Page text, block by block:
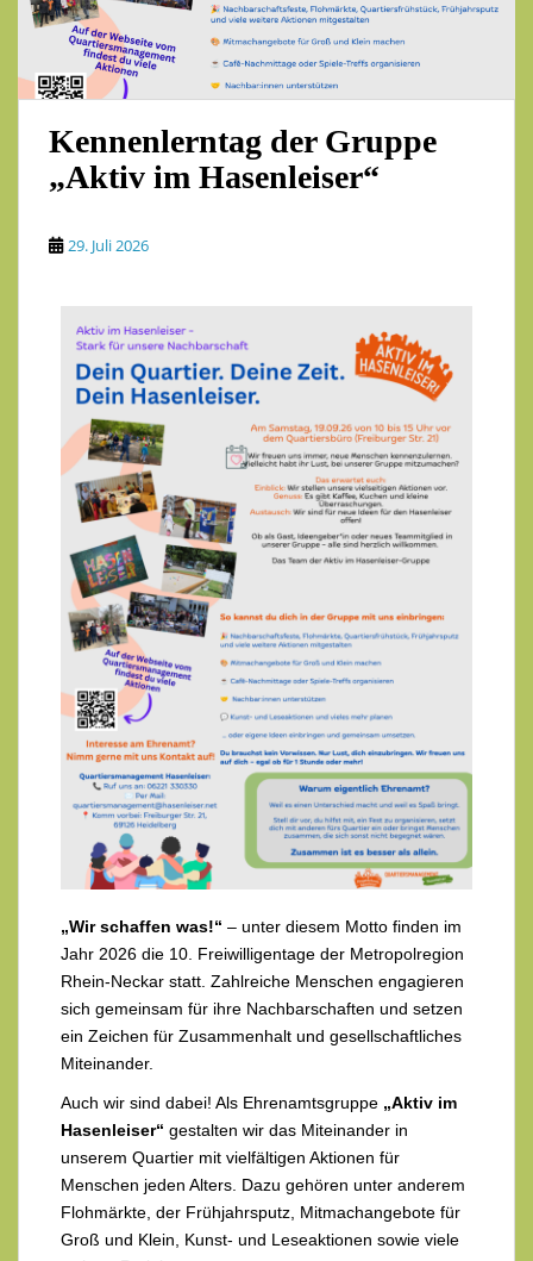
Kennenlerntag der Gruppe
„Aktiv im Hasenleiser“
29. Juli 2026
„Wir schaffen was!“ – unter diesem Motto finden im
Jahr 2026 die 10. Freiwilligentage der Metropolregion
Rhein-Neckar statt. Zahlreiche Menschen engagieren
sich gemeinsam für ihre Nachbarschaften und setzen
ein Zeichen für Zusammenhalt und gesellschaftliches
Miteinander.
Auch wir sind dabei! Als Ehrenamtsgruppe „Aktiv im
Hasenleiser“ gestalten wir das Miteinander in
unserem Quartier mit vielfältigen Aktionen für
Menschen jeden Alters. Dazu gehören unter anderem
Flohmärkte, der Frühjahrsputz, Mitmachangebote für
Groß und Klein, Kunst- und Leseaktionen sowie viele